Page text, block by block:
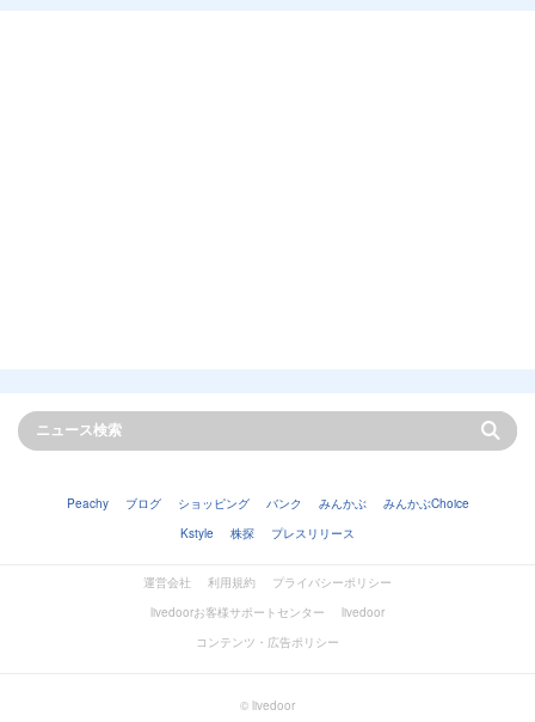
Peachy ブログ ショッピング バンク みんかぶ
みんかぶChoice
Kstyle
株探 プレスリリース
運営会社 利用規約
プライバシーポリシー
livedoorお客様サポートセンター
livedoor
コンテンツ・広告ポリシー
© livedoor